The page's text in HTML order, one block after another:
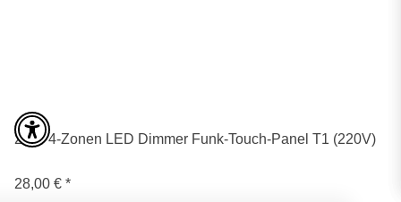
2,4G 4-Zonen LED Dimmer Funk-Touch-Panel T1 (220V)
28,00 € *